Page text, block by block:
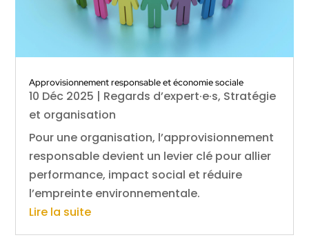
Approvisionnement responsable et économie sociale
10 Déc 2025 | Regards d’expert·e·s, Stratégie
et organisation
Pour une organisation, l’approvisionnement
responsable devient un levier clé pour allier
performance, impact social et réduire
l’empreinte environnementale.
Lire la suite